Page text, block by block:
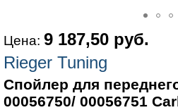
Цена: 9 187,50 руб.
Rieger Tuning
Спойлер для
00056750/ 00056751
Мы в соц